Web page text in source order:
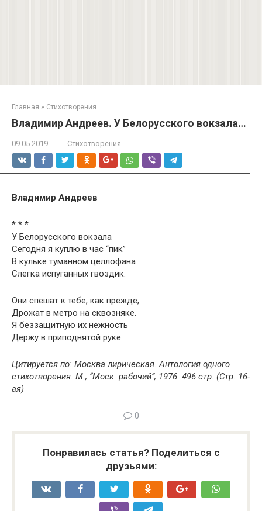
Главная » Стихотворения
Владимир Андреев. У Белорусского вокзала…
09.05.2019 Стихотворения
Владимир Андреев
* * *
У Белорусского вокзала
Сегодня я куплю в час “пик”
В кульке туманном целлофана
Слегка испуганных гвоздик.
Они спешат к тебе, как прежде,
Дрожат в метро на сквозняке.
Я беззащитную их нежность
Держу в приподнятой руке.
Цитируется по: Москва лирическая. Антология одного
стихотворения. М., “Моск. рабочий”, 1976. 496 стр. (Стр. 16-
ая)
0
Понравилась статья? Поделиться с
друзьями: